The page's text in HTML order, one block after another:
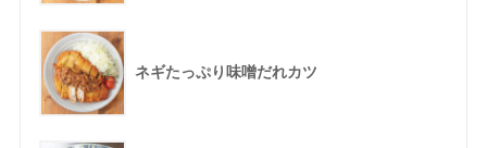
ネギたっぷり味噌だれカツ